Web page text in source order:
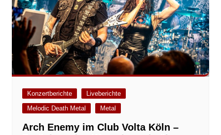
Konzertberichte
Liveberichte
Melodic Death Metal
Metal
Arch Enemy im Club Volta Köln –